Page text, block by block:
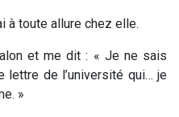
à toute allure chez elle.
et me dit : « Je ne sais
lettre de l’université qui… je
»